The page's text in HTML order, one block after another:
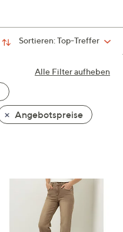
Sortieren:Top-Treffer
Alle Filter aufheben
Angebotspreise